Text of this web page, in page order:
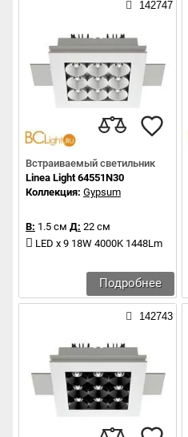
142747
Встраиваемый светильник
Linea Light 64551N30
Коллекция: Gypsum
В: 1.5 см Д: 22 см
LED x 9 18W 4000K 1448Lm
Подробнее
142743